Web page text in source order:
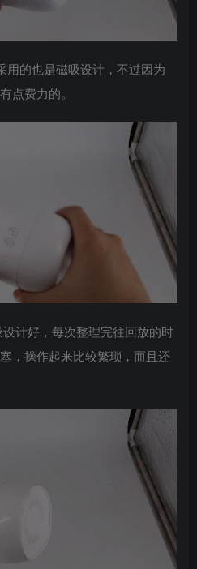
用的也是磁吸设计，不过因为
点费力的。
计好，每次整理完往回放的时
，操作起来比较繁琐，而且还